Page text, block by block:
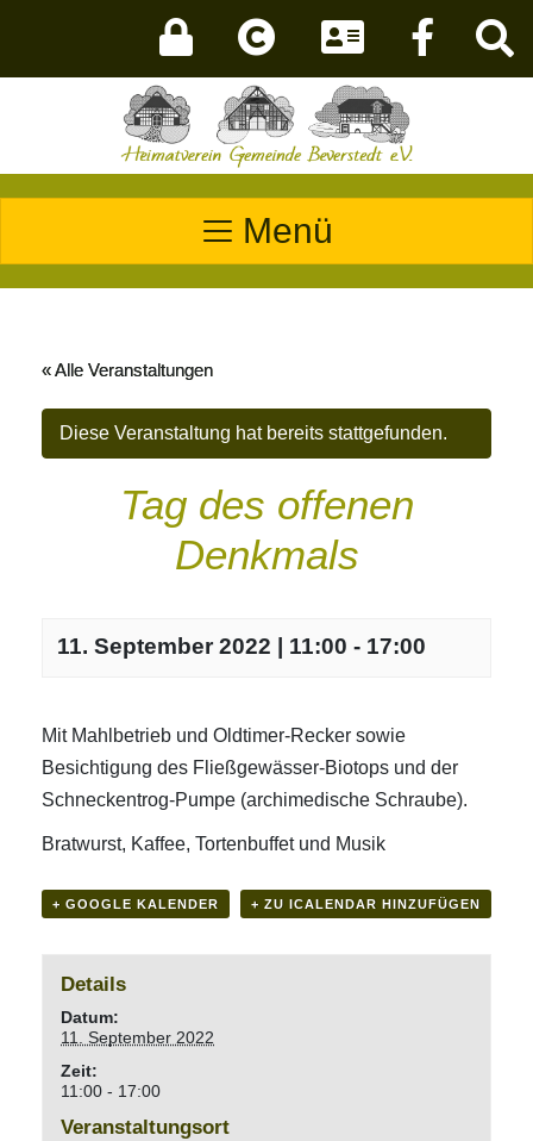
Menü
« Alle Veranstaltungen
Diese Veranstaltung hat bereits stattgefunden.
Tag des offenen
Denkmals
11. September 2022 | 11:00 - 17:00
Mit Mahlbetrieb und Oldtimer-Recker sowie
Besichtigung des Fließgewässer-Biotops und der
Schneckentrog-Pumpe (archimedische Schraube).
Bratwurst, Kaffee, Tortenbuffet und Musik
+ GOOGLE KALENDER + ZU ICALENDAR HINZUFÜGEN
Details
Datum:
11. September 2022
Zeit:
11:00 - 17:00
Veranstaltungsort